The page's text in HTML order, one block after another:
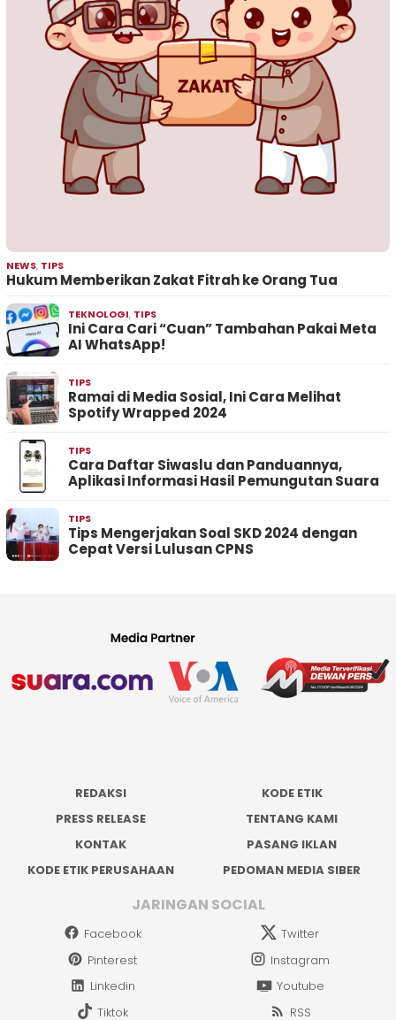
NEWS, TIPS
Hukum Memberikan Zakat Fitrah ke Orang Tua
TEKNOLOGI, TIPS
Ini Cara Cari “Cuan” Tambahan Pakai Meta
AI WhatsApp!
TIPS
Ramai di Media Sosial, Ini Cara Melihat
Spotify Wrapped 2024
TIPS
Cara Daftar Siwaslu dan Panduannya,
Aplikasi Informasi Hasil Pemungutan Suara
TIPS
Tips Mengerjakan Soal SKD 2024 dengan
Cepat Versi Lulusan CPNS
REDAKSI
KODE ETIK
PRESS RELEASE
TENTANG KAMI
KONTAK
PASANG IKLAN
KODE ETIK PERUSAHAAN
PEDOMAN MEDIA SIBER
JARINGAN SOCIAL
Facebook
Twitter
Pinterest
Instagram
Linkedin
Youtube
Tiktok
RSS